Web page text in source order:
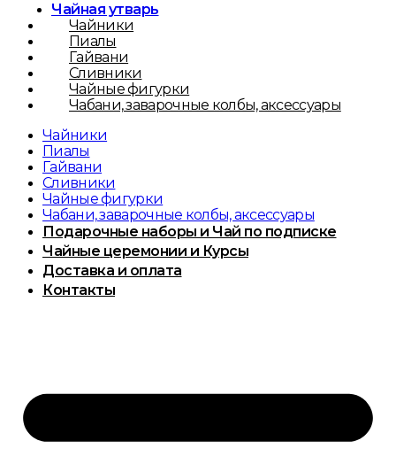
Чайная утварь
Чайники
Пиалы
Гайвани
Сливники
Чайные фигурки
Чабани, заварочные колбы, аксессуары
Чайники
Пиалы
Гайвани
Сливники
Чайные фигурки
Чабани, заварочные колбы, аксессуары
Подарочные наборы и Чай по подписке
Чайные церемонии и Курсы
Доставка и оплата
Контакты